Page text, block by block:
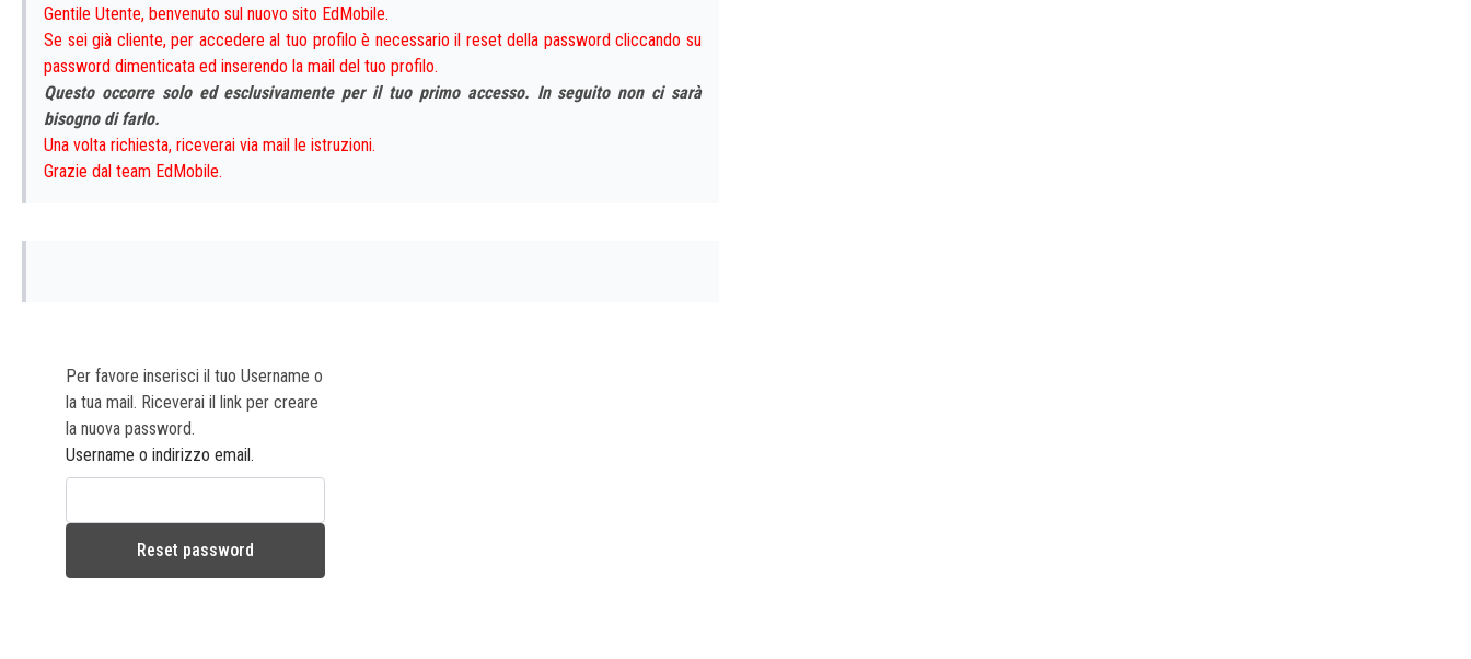
Gentile Utente, benvenuto sul nuovo sito EdMobile.
Se sei già cliente, per accedere al tuo profilo è necessario il reset della password cliccando su
password dimenticata ed inserendo la mail del tuo profilo.
Questo occorre solo ed esclusivamente per il tuo primo accesso. In seguito non ci sarà
bisogno di farlo.
Una volta richiesta, riceverai via mail le istruzioni.
Grazie dal team EdMobile.
Per favore inserisci il tuo Username o
la tua mail. Riceverai il link per creare
la nuova password.
Username o indirizzo email.
Reset password